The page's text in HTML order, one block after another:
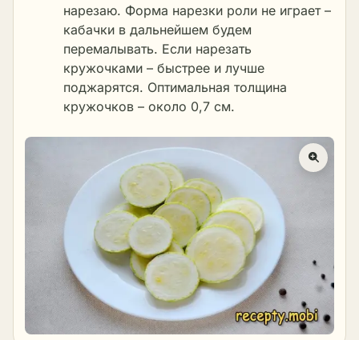
нарезаю. Форма нарезки роли не играет –
кабачки в дальнейшем будем
перемалывать. Если нарезать
кружочками – быстрее и лучше
поджарятся. Оптимальная толщина
кружочков – около 0,7 см.